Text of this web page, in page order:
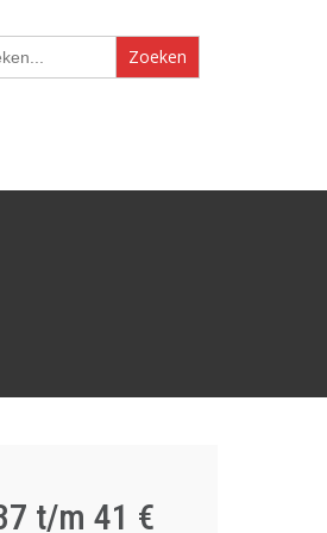
t/m 41 €